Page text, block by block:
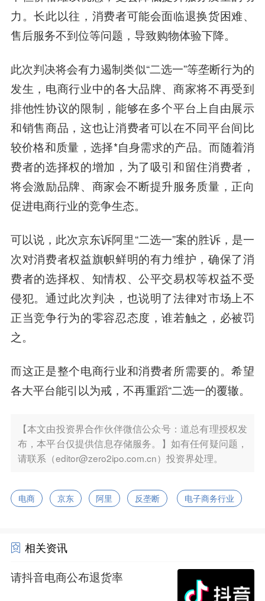
力。长此以往，消费者可能会面临退换货困难、
售后服务不到位等问题，导致购物体验下降。
此次判决将会有力遏制类似“二选一”等垄断行为的
发生，电商行业中的各大品牌、商家将不再受到
排他性协议的限制，能够在多个平台上自由展示
和销售商品，这也让消费者可以在不同平台间比
较价格和质量，选择*自身需求的产品。而随着消
费者的选择权的增加，为了吸引和留住消费者，
将会激励品牌、商家会不断提升服务质量，正向
促进电商行业的竞争生态。
可以说，此次京东诉阿里“二选一”案的胜诉，是一
次对消费者权益旗帜鲜明的有力维护，确保了消
费者的选择权、知情权、公平交易权等权益不受
侵犯。通过此次判决，也说明了法律对市场上不
正当竞争行为的零容忍态度，谁若触之，必被罚
之。
而这正是整个电商行业和消费者所需要的。希望
各大平台能引以为戒，不再重蹈“二选一的覆辙。
【本文由投资界合作伙伴微信公众号：道总有理授权发
布，本平台仅提供信息存储服务。】如有任何疑问题，
请联系（editor@zero2ipo.com.cn）投资界处理。
电商 京东 阿里 反垄断 电子商务行业
相关资讯
请抖音电商公布退货率